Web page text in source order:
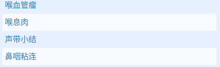
喉血管瘤
喉息肉
声带小结
鼻咽粘连